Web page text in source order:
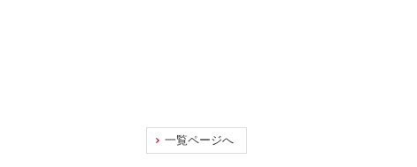
一覧ページへ